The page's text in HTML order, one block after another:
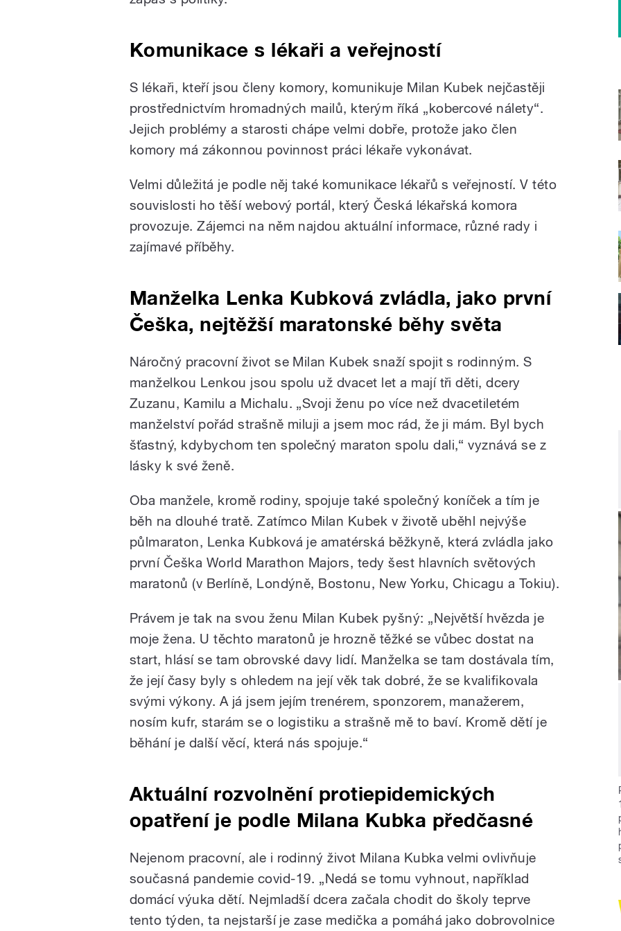
Komunikace s lékaři a veřejností
S lékaři, kteří jsou členy komory, komunikuje Milan Kubek nejčastěji
prostřednictvím hromadných mailů, kterým říká „kobercové nálety“.
Jejich problémy a starosti chápe velmi dobře, protože jako člen
komory má zákonnou povinnost práci lékaře vykonávat.
Velmi důležitá je podle něj také komunikace lékařů s veřejností. V této
souvislosti ho těší webový portál, který Česká lékařská komora
provozuje. Zájemci na něm najdou aktuální informace, různé rady i
zajímavé příběhy.
Manželka Lenka Kubková zvládla, jako první
Češka, nejtěžší maratonské běhy světa
Náročný pracovní život se Milan Kubek snaží spojit s rodinným. S
manželkou Lenkou jsou spolu už dvacet let a mají tři děti, dcery
Zuzanu, Kamilu a Michalu. „Svoji ženu po více než dvacetiletém
manželství pořád strašně miluji a jsem moc rád, že ji mám. Byl bych
šťastný, kdybychom ten společný maraton spolu dali,“ vyznává se z
lásky k své ženě.
Oba manžele, kromě rodiny, spojuje také společný koníček a tím je
běh na dlouhé tratě. Zatímco Milan Kubek v životě uběhl nejvýše
půlmaraton, Lenka Kubková je amatérská běžkyně, která zvládla jako
první Češka World Marathon Majors, tedy šest hlavních světových
maratonů (v Berlíně, Londýně, Bostonu, New Yorku, Chicagu a Tokiu).
Právem je tak na svou ženu Milan Kubek pyšný: „Největší hvězda je
moje žena. U těchto maratonů je hrozně těžké se vůbec dostat na
start, hlásí se tam obrovské davy lidí. Manželka se tam dostávala tím,
že její časy byly s ohledem na její věk tak dobré, že se kvalifikovala
svými výkony. A já jsem jejím trenérem, sponzorem, manažerem,
nosím kufr, starám se o logistiku a strašně mě to baví. Kromě dětí je
běhání je další věcí, která nás spojuje.“
Aktuální rozvolnění protiepidemických
opatření je podle Milana Kubka předčasné
Nejenom pracovní, ale i rodinný život Milana Kubka velmi ovlivňuje
současná pandemie covid-19. „Nedá se tomu vyhnout, například
domácí výuka dětí. Nejmladší dcera začala chodit do školy teprve
tento týden, ta nejstarší je zase medička a pomáhá jako dobrovolnice